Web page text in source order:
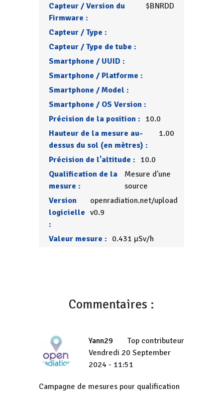
Capteur / Version du
Firmware :
$BNRDD
Capteur / Type :
Capteur / Type de tube :
Smartphone / UUID :
Smartphone / Platforme :
Smartphone / Model :
Smartphone / OS Version :
Précision de la position : 10.0
Hauteur de la mesure au-
dessus du sol (en mètres) :
1.00
Précision de l'altitude : 10.0
Qualification de la
mesure :
Mesure d'une
source
Version
logicielle
:
openradiation.net/upload
v0.9
Valeur mesure : 0.431 µSv/h
Commentaires :
Yann29
Top contributeur
Vendredi 20 September
2024 - 11:51
Campagne de mesures pour qualification